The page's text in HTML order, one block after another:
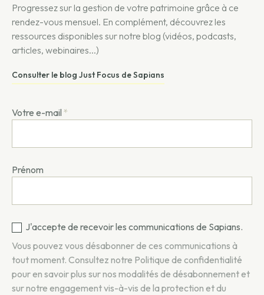
Progressez sur la gestion de votre patrimoine grâce à ce
rendez-vous mensuel. En complément, découvrez les
ressources disponibles sur notre blog (vidéos, podcasts,
articles, webinaires...)
Consulter le blog Just Focus de Sapians
Votre e-mail *
Prénom
J'accepte de recevoir les communications de Sapians.
Vous pouvez vous désabonner de ces communications à
tout moment. Consultez notre Politique de confidentialité
pour en savoir plus sur nos modalités de désabonnement et
sur notre engagement vis-à-vis de la protection et du